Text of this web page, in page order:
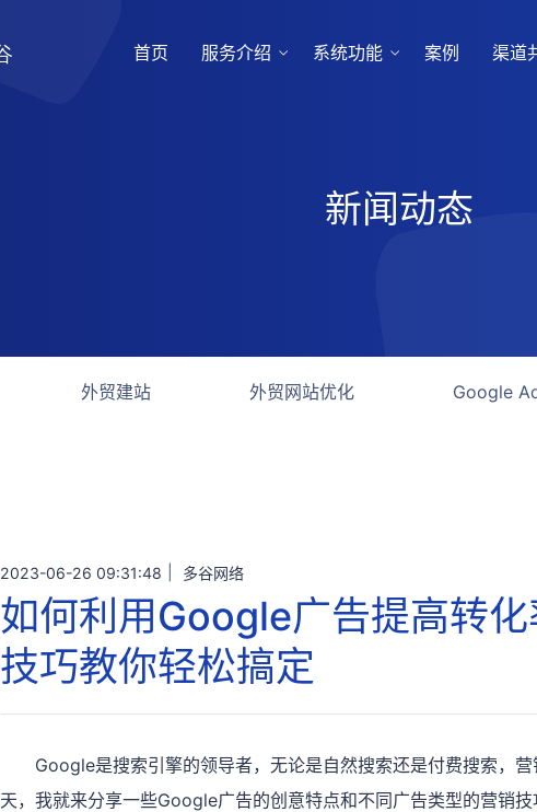
首页 服务介绍 系统功能 案例 渠道
新闻动态
外贸建站 外贸网站优化 Google
2023-06-26 09:31:48 多谷网络
如何利用Google广告提高转
技巧教你轻松搞定
Google是搜索引擎的领导者，无论是自然搜索还是付费搜索，
天，我就来分享一些Google广告的创意特点和不同广告类型的营销技